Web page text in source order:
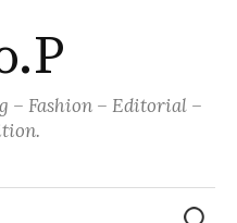
– Fashion – Editorial –